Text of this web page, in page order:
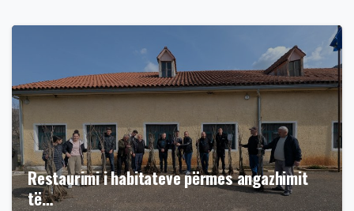
Restaurimi i habitateve përmes angazhimit
të…